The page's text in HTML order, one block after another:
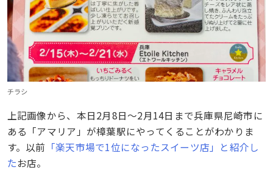
チラシ
上記画像から、本日2月8日〜2月14日まで兵庫県尼崎市に
ある「アマリア」が樟葉駅にやってくることがわかりま
す。以前 「楽天市場で1位になったスイーツ店」と紹介し
たお店。